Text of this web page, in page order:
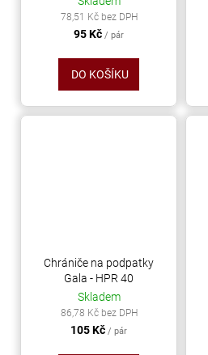
78,51 Kč bez DPH
95 Kč / pár
DO KOŠÍKU
Chrániče na podpatky
Gala - HPR 40
Skladem
86,78 Kč bez DPH
105 Kč / pár